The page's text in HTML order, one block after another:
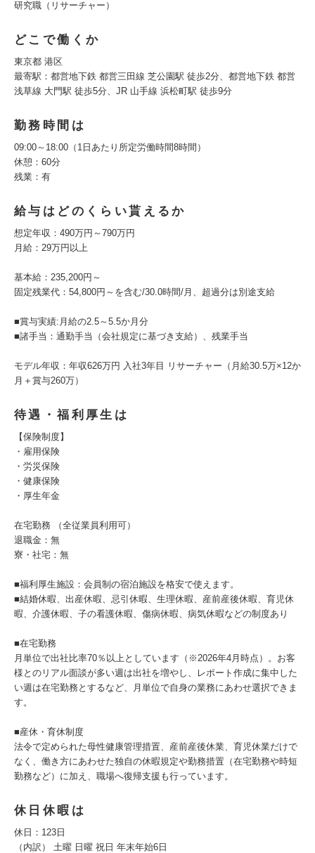
研究職（リサーチャー）
どこで働くか
東京都 港区
最寄駅：都営地下鉄 都営三田線 芝公園駅 徒歩2分、都営地下鉄 都営
浅草線 大門駅 徒歩5分、JR 山手線 浜松町駅 徒歩9分
勤務時間は
09:00～18:00（1日あたり所定労働時間8時間）
休憩：60分
残業：有
給与はどのくらい貰えるか
想定年収：490万円～790万円
月給：29万円以上
基本給：235,200円～
固定残業代：54,800円～を含む/30.0時間/月、超過分は別途支給
■賞与実績:月給の2.5～5.5か月分
■諸手当：通勤手当（会社規定に基づき支給）、残業手当
モデル年収：年収626万円 入社3年目 リサーチャー（月給30.5万×12か
月＋賞与260万）
待遇・福利厚生は
【保険制度】
・雇用保険
・労災保険
・健康保険
・厚生年金
在宅勤務 （全従業員利用可）
退職金：無
寮・社宅：無
■福利厚生施設：会員制の宿泊施設を格安で使えます。
■結婚休暇、出産休暇、忌引休暇、生理休暇、産前産後休暇、育児休
暇、介護休暇、子の看護休暇、傷病休暇、病気休暇などの制度あり
■在宅勤務
月単位で出社比率70％以上としています（※2026年4月時点）。お客
様とのリアル面談が多い週は出社を増やし、レポート作成に集中した
い週は在宅勤務とするなど、月単位で自身の業務にあわせ選択できま
す。
■産休・育休制度
法令で定められた母性健康管理措置、産前産後休業、育児休業だけで
なく、働き方にあわせた独自の休暇規定や勤務措置（在宅勤務や時短
勤務など）に加え、職場へ復帰支援も行っています。
休日休暇は
休日：123日
（内訳） 土曜 日曜 祝日 年末年始6日